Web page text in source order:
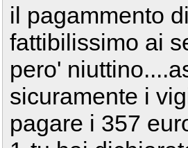
il pagammento
fattibilissimo ai
pero'
sicuramente i
pagare i 357